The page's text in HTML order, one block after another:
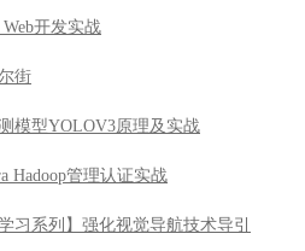
Web开发实战
街
模型YOLOV3原理及实战
Hadoop管理认证实战
习系列】强化视觉导航技术导引